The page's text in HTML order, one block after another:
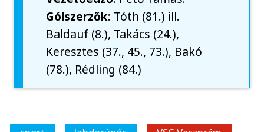
Gólszerzők: Tóth (81.) ill.
Baldauf (8.), Takács (24.),
Keresztes (37., 45., 73.), Bakó
(78.), Rédling (84.)